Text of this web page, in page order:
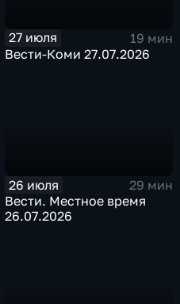
27 июля
19 мин
Вести-Коми 27.07.2026
26 июля
29 мин
Вести. Местное время
26.07.2026